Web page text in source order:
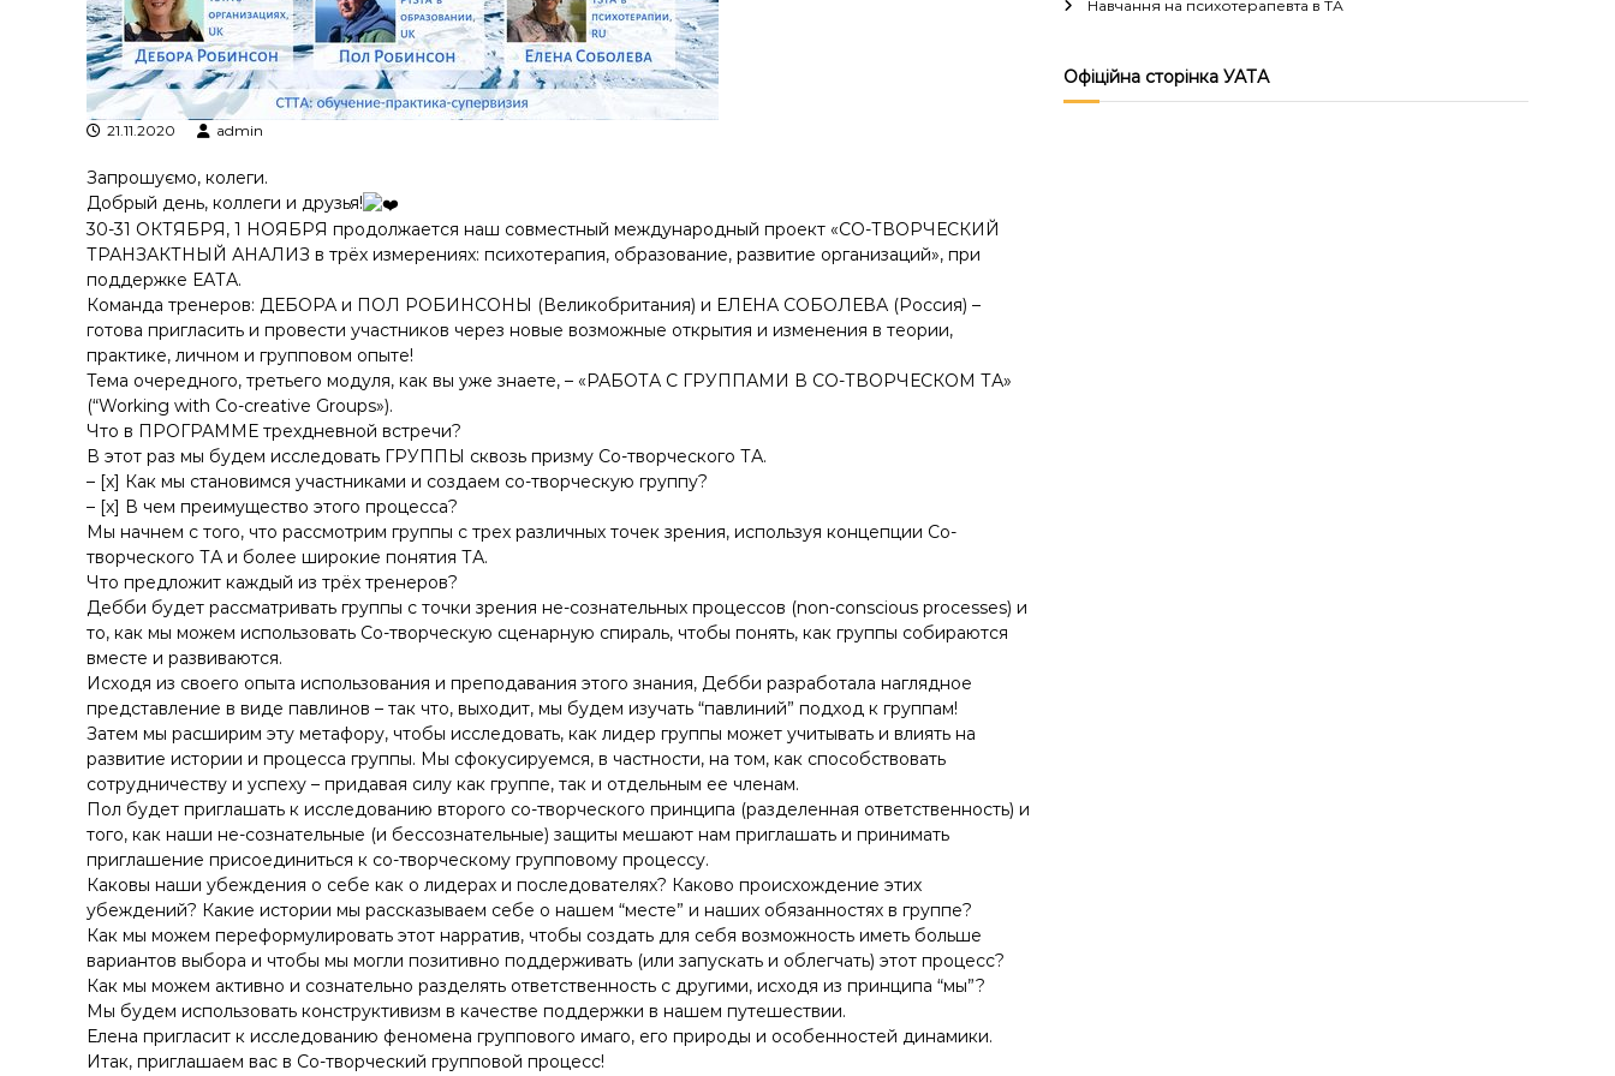
я
р
а
з
к
ц
і
й
о
г
о
а
н
а
л
і
з
у
21.11.2020 admin
Запрошуємо, колеги.
Добрый день, коллеги и друзья!
30-31 ОКТЯБРЯ, 1 НОЯБРЯ продолжается наш совместный международный проект «СО-ТВОРЧЕСКИЙ
ТРАНЗАКТНЫЙ АНАЛИЗ в трёх измерениях: психотерапия, образование, развитие организаций», при
поддержке ЕАТА.
Команда тренеров: ДЕБОРА и ПОЛ РОБИНСОНЫ (Великобритания) и ЕЛЕНА СОБОЛЕВА (Россия) –
готова пригласить и провести участников через новые возможные открытия и изменения в теории,
практике, личном и групповом опыте!
Тема очередного, третьего модуля, как вы уже знаете, – «РАБОТА С ГРУППАМИ В СО-ТВОРЧЕСКОМ ТА»
(“Working with Co-creative Groups»).
Что в ПРОГРАММЕ трехдневной встречи?
В этот раз мы будем исследовать ГРУППЫ сквозь призму Со-творческого ТА.
– [x] Как мы становимся участниками и создаем со-творческую группу?
– [x] В чем преимущество этого процесса?
Мы начнем с того, что рассмотрим группы с трех различных точек зрения, используя концепции Со-
творческого ТА и более широкие понятия ТА.
Что предложит каждый из трёх тренеров?
Дебби будет рассматривать группы с точки зрения не-сознательных процессов (non-conscious processes) и
то, как мы можем использовать Со-творческую сценарную спираль, чтобы понять, как группы собираются
вместе и развиваются.
Исходя из своего опыта использования и преподавания этого знания, Дебби разработала наглядное
представление в виде павлинов – так что, выходит, мы будем изучать “павлиний” подход к группам!
Затем мы расширим эту метафору, чтобы исследовать, как лидер группы может учитывать и влиять на
развитие истории и процесса группы. Мы сфокусируемся, в частности, на том, как способствовать
сотрудничеству и успеху – придавая силу как группе, так и отдельным ее членам.
Пол будет приглашать к исследованию второго со-творческого принципа (разделенная ответственность) и
того, как наши не-сознательные (и бессознательные) защиты мешают нам приглашать и принимать
приглашение присоединиться к со-творческому групповому процессу.
Каковы наши убеждения о себе как о лидерах и последователях? Каково происхождение этих
убеждений? Какие истории мы рассказываем себе о нашем “месте” и наших обязанностях в группе?
Как мы можем переформулировать этот нарратив, чтобы создать для себя возможность иметь больше
вариантов выбора и чтобы мы могли позитивно поддерживать (или запускать и облегчать) этот процесс?
Как мы можем активно и сознательно разделять ответственность с другими, исходя из принципа “мы”?
Мы будем использовать конструктивизм в качестве поддержки в нашем путешествии.
Елена пригласит к исследованию феномена группового имаго, его природы и особенностей динамики.
Итак, приглашаем вас в Со-творческий групповой процесс!
Навчання на психотерапевта в ТА
Офіційна сторінка УАТА